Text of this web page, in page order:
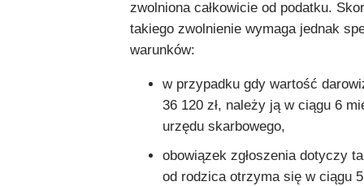
zwolniona całkowicie od podatku.
takiego zwolnienie wymaga jednak
warunków:
w przypadku gdy wartość
36 120 zł, należy ją w ciągu 6
urzędu skarbowego,
obowiązek zgłoszenia dotyczy
od rodzica otrzyma się w ciągu